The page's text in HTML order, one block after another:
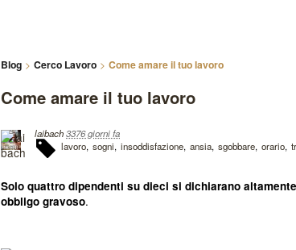
Blog Cerco Lavoro Come amare il tuo lavoro
Come amare il tuo lavoro
laibach3376 giorni fa
lavoro sogni insoddisfazione ansia sgobbare orario
Solo quattro dipendenti su dieci si dichiarano
obbligo gravoso.